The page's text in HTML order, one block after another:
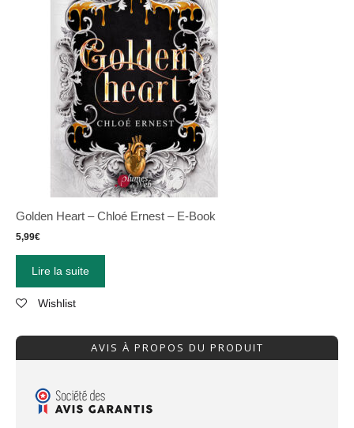
Golden Heart – Chloé Ernest – E-Book
5,99€
Lire la suite
Wishlist
AVIS À PROPOS DU PRODUIT